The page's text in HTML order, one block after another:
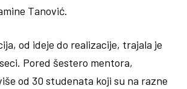
Tanović.
od ideje do realizacije, trajala je
Pored šestero mentora,
od 30 studenata koji su na razne